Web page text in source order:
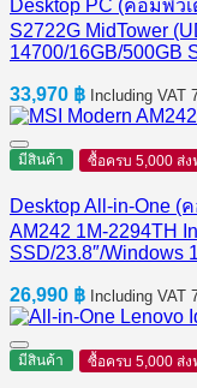
Desktop PC (คอมพิว
S2722G MidTower
14700/16GB/500GB
33,970 ฿ Including VAT
มีสินค้า ซื้อครบ 5,000 ส่ง
Desktop All-in-One (
AM242 1M-2294TH
SSD/23.8″/Windows
26,990 ฿ Including VAT
มีสินค้า ซื้อครบ 5,000 ส่ง